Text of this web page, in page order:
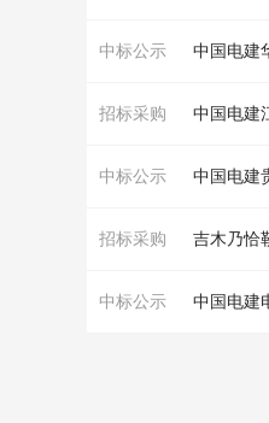
中标公示 中国电建
招标采购 中国电建
中标公示
招标采购 吉木乃恰
中标公示